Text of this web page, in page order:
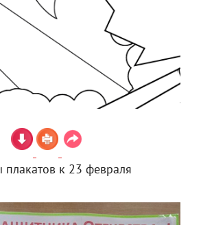
плакатов к 23 февраля